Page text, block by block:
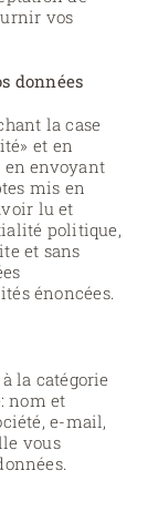
vos
données
la case
et en
en envoyant
mis en
lu et
politique,
et sans
énoncées.
la catégorie
nom et
e-mail,
vous